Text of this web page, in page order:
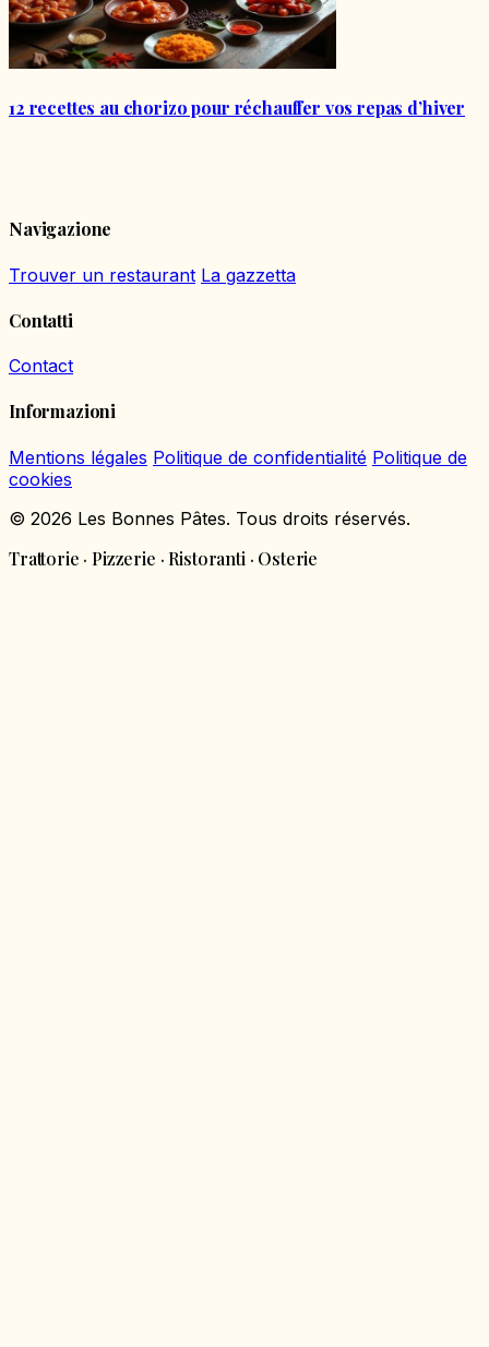
12 recettes au chorizo pour réchauffer vos repas d’hiver
Navigazione
Trouver un restaurant La gazzetta
Contatti
Contact
Informazioni
Mentions légales Politique de confidentialité Politique de
cookies
© 2026 Les Bonnes Pâtes. Tous droits réservés.
Trattorie · Pizzerie · Ristoranti · Osterie